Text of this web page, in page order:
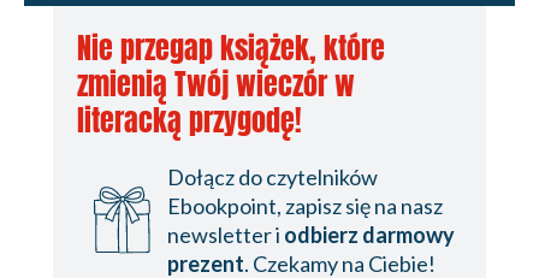
Nie przegap książek, które
zmienią Twój wieczór w
literacką przygodę!
Dołącz do czytelników
Ebookpoint, zapisz się na nasz
newsletter i odbierz darmowy
prezent. Czekamy na Ciebie!